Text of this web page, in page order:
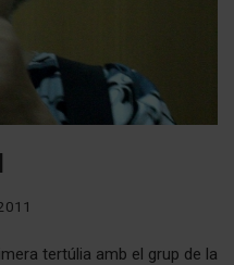
tertúlia amb el grup de la